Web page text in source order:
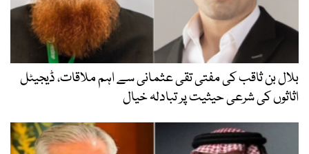
بلال بن ثاقب کی مفتی تقی عثمانی سے اہم ملاقات، ڈیجیٹل
اثاثوں کی شرعی حیثیت پر تبادلہ خیال